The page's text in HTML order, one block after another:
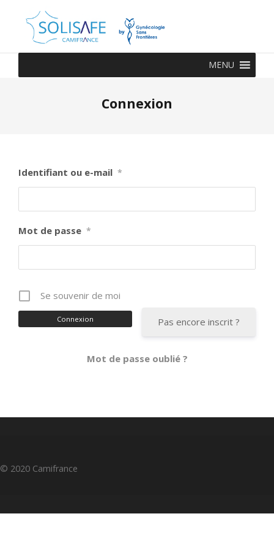
MENU
Connexion
Identifiant ou e-mail *
Mot de passe *
Se souvenir de moi
Pas encore inscrit ?
Mot de passe oublié ?
© 2020 Camifrance